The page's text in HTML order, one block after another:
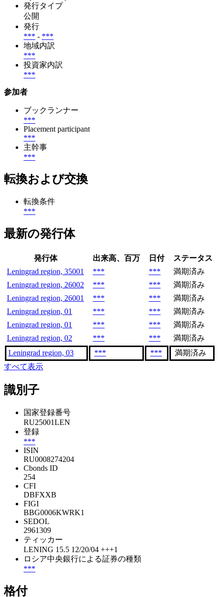
発行タイプ
公開
発行
*** - ***
地域内訳
***
投資家内訳
***
参加者
ブックランナー
***
Placement participant
***
主幹事
***
転換および交換
転換条件
***
最新の発行体
発行体 出来高、百万 日付
ステータス
Leningrad region, 35001
*** ***
満期済み
Leningrad region, 26002
*** ***
満期済み
Leningrad region, 26001
*** ***
満期済み
Leningrad region, 01
*** ***
満期済み
Leningrad region, 01
*** ***
満期済み
Leningrad region, 02
*** ***
満期済み
Leningrad region, 03
*** ***
満期済み
すべて表示
識別子
国家登録番号
RU25001LEN
登録
***
ISIN
RU0008274204
Cbonds ID
254
CFI
DBFXXB
FIGI
BBG0006KWRK1
SEDOL
2961309
ティッカー
LENING 15.5 12/20/04 +++1
ロシア中央銀行による証券の種類
***
格付